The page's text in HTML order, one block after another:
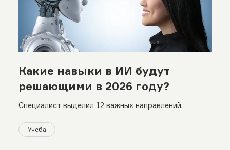
Какие навыки в ИИ будут
решающими в 2026 году?
Специалист выделил 12 важных направлений.
Учеба